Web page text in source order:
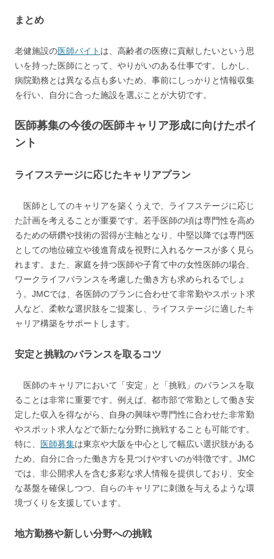
まとめ
老健施設の医師バイト は、高齢者の医療に貢献したいという思
いを持った医師にとって、やりがいのある仕事です。しかし、
病院勤務とは異なる点も多いため、事前にしっかりと情報収集
を行い、自分に合った施設を選ぶことが大切です。
医師募集の今後の医師キャリア形成に向けたポイ
ント
ライフステージに応じたキャリアプラン
医師としてのキャリアを築くうえで、ライフステージに応じ
た計画を考えることが重要です。若手医師の頃は専門性を高め
るための研鑽や技術の習得が主軸となり、中堅以降では専門医
としての地位確立や後進育成を視野に入れるケースが多く見ら
れます。また、家庭を持つ医師や子育て中の女性医師の場合、
ワークライフバランスを考慮した働き方も求められるでしょ
う。JMCでは、各医師のプランに合わせて非常勤やスポット求
人など、柔軟な選択肢をご提案し、ライフステージに適したキ
ャリア構築をサポートします。
安定と挑戦のバランスを取るコツ
医師のキャリアにおいて「安定」と「挑戦」のバランスを取
ることは非常に重要です。例えば、都市部で常勤として働き安
定した収入を得ながら、自身の興味や専門性に合わせた非常勤
やスポット求人などで新たな分野に挑戦することも可能です。
特に、
医師募集は東京や大阪を中心として幅広い選択肢がある
ため、自分に合った働き方を見つけやすいのが特徴です。JMC
では、非公開求人を含む多彩な求人情報を提供しており、安全
な基盤を確保しつつ、自らのキャリアに刺激を与えるような環
境づくりを支援しています。
地方勤務や新しい分野への挑戦